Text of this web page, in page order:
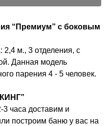
“Премиум” с боковым
м., 3 отделения, с
Данная модель
парения 4 - 5 человек.
3 часа доставим и
построим баню у вас на